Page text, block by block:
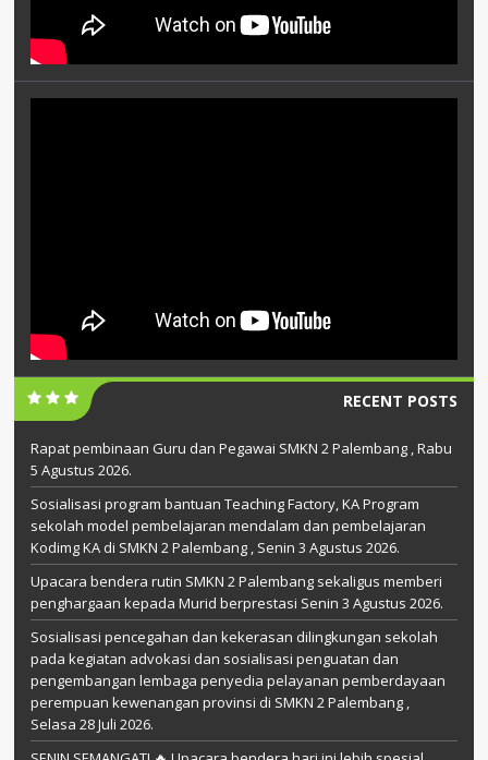
RECENT POSTS
Rapat pembinaan Guru dan Pegawai SMKN 2 Palembang , Rabu
5 Agustus 2026.
Sosialisasi program bantuan Teaching Factory, KA Program
sekolah model pembelajaran mendalam dan pembelajaran
Kodimg KA di SMKN 2 Palembang , Senin 3 Agustus 2026.
Upacara bendera rutin SMKN 2 Palembang sekaligus memberi
penghargaan kepada Murid berprestasi Senin 3 Agustus 2026.
Sosialisasi pencegahan dan kekerasan dilingkungan sekolah
pada kegiatan advokasi dan sosialisasi penguatan dan
pengembangan lembaga penyedia pelayanan pemberdayaan
perempuan kewenangan provinsi di SMKN 2 Palembang ,
Selasa 28 Juli 2026.